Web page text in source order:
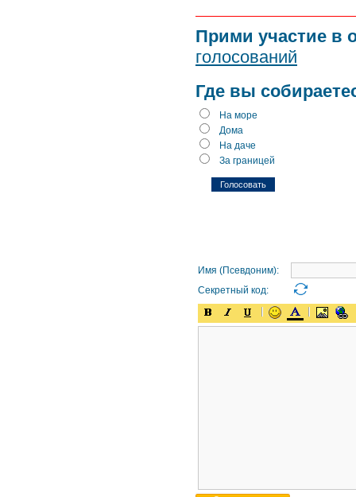
Прими участие в
голосований
Где вы
На море
Дома
На даче
За границей
Имя (Псевдоним):
Секретный код: